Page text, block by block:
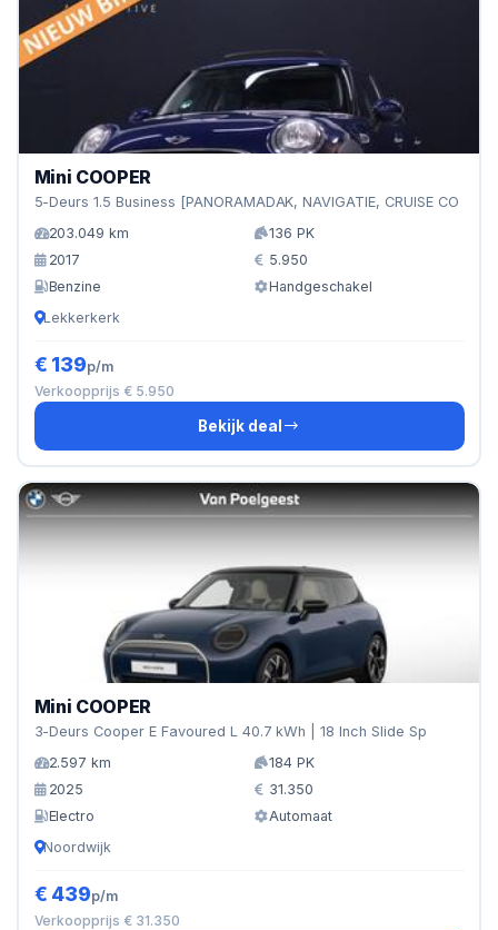
Mini COOPER
5-Deurs 1.5 Business [PANORAMADAK, NAVIGATIE, CRUISE CO
203.049 km
136 PK
2017
5.950
Benzine
Handgeschakel
Lekkerkerk
€ 139p/m
Verkoopprijs € 5.950
Bekijk deal
Mini COOPER
3-Deurs Cooper E Favoured L 40.7 kWh | 18 Inch Slide Sp
2.597 km
184 PK
2025
31.350
Electro
Automaat
Noordwijk
€ 439p/m
Verkoopprijs € 31.350